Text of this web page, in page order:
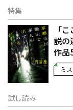
特集
「
説の
作品
ミ
試し読み